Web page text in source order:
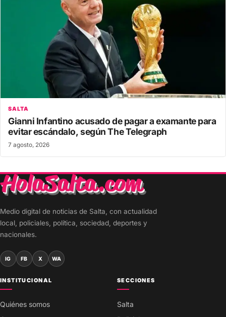
SALTA
Gianni Infantino acusado de pagar a examante para
evitar escándalo, según The Telegraph
7 agosto, 2026
Medio digital de noticias de Salta, con actualidad
local, policiales, política, sociedad, deportes y
nacionales.
IG FB X WA
INSTITUCIONAL
Quiénes somos
SECCIONES
Salta